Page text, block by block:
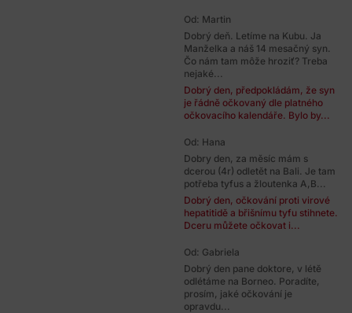
Od: Martin
Dobrý deň. Letíme na Kubu. Ja
Manželka a náš 14 mesačný syn.
Čo nám tam môže hroziť? Treba
nejaké...
Dobrý den, předpokládám, že syn
je řádně očkovaný dle platného
očkovacího kalendáře. Bylo by...
Od: Hana
Dobry den, za měsíc mám s
dcerou (4r) odletět na Bali. Je tam
potřeba tyfus a žloutenka A,B...
Dobrý den, očkování proti virové
hepatitidě a břišnímu tyfu stihnete.
Dceru můžete očkovat i...
Od: Gabriela
Dobrý den pane doktore, v létě
odlétáme na Borneo. Poradíte,
prosím, jaké očkování je
opravdu...